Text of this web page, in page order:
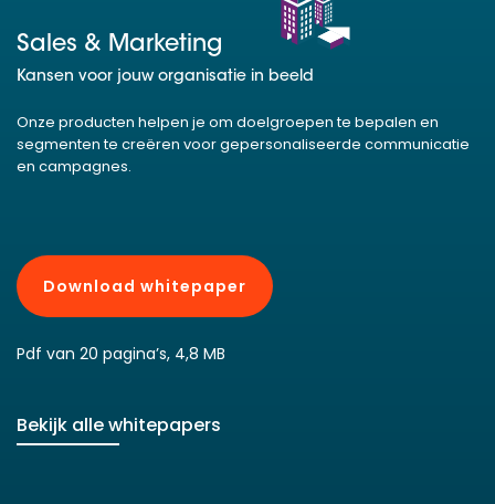
Sales & Marketing
Kansen voor jouw organisatie in beeld
Onze producten helpen je om doelgroepen te bepalen en
segmenten te creëren voor gepersonaliseerde communicatie
en campagnes.
Download whitepaper
Pdf van 20 pagina’s, 4,8 MB
Bekijk alle whitepapers